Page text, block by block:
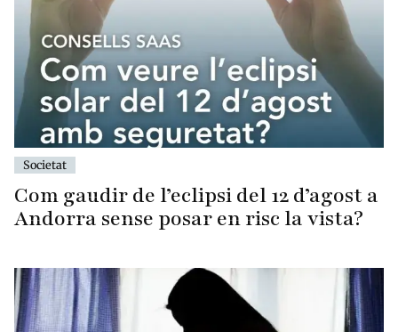
Societat
Com gaudir de l’eclipsi del 12 d’agost a
Andorra sense posar en risc la vista?